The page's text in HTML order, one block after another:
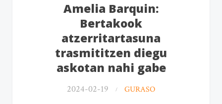
Amelia Barquin:
Bertakook
atzerritartasuna
trasmititzen diegu
askotan nahi gabe
2024-02-19 GURASO